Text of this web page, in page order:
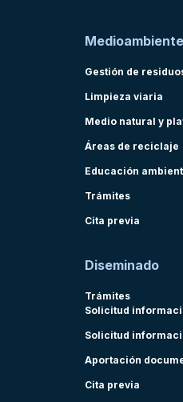
Medioambiente
Gestión de
Limpieza viaria
Medio natural y
Áreas de reciclaje
Educación
Trámites
Cita previa
Diseminado
Trámites
Solicitud
Solicitud
Aportación
Cita previa